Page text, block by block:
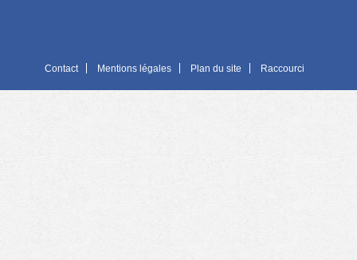
Contact Mentions légales Plan du site Raccourci